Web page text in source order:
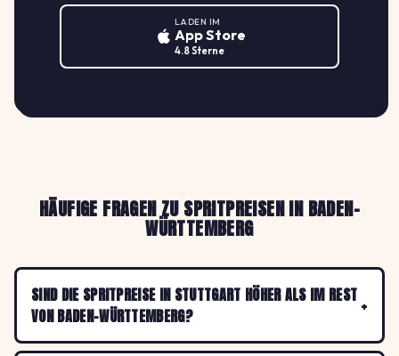
LADEN IM
App Store
4.8 Sterne
HÄUFIGE FRAGEN ZU SPRITPREISEN IN BADEN-
WÜRTTEMBERG
SIND DIE SPRITPREISE IN STUTTGART HÖHER ALS IM REST
VON BADEN-WÜRTTEMBERG?